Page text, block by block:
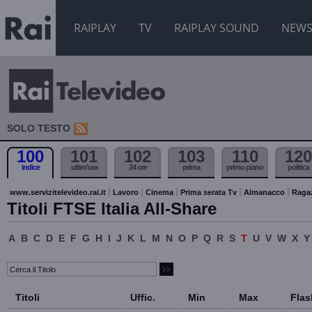
RAIPLAY TV RAIPLAY SOUND NEWS
SOLO TESTO
100
indice
101
ultim'ora
102
24 ore
103
prima
110
primo piano
120
politica
www.servizitelevideo.rai.it Lavoro Cinema Prima serata Tv Almanacco
Titoli FTSE Italia All-Share
A B C D E F G H I J K L M N O P Q R S T U V W X Y
Titoli Uffic. Min Max